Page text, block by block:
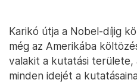
Karikó útja a Nobel-díjig
még az Amerikába
valakit a kutatási
minden idejét a